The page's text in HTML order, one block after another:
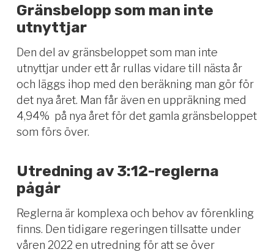
Gränsbelopp som man inte
utnyttjar
Den del av gränsbeloppet som man inte
utnyttjar under ett år rullas vidare till nästa år
och läggs ihop med den beräkning man gör för
det nya året. Man får även en uppräkning med
4,94% på nya året för det gamla gränsbeloppet
som förs över.
Utredning av 3:12-reglerna
pågår
Reglerna är komplexa och behov av förenkling
finns. Den tidigare regeringen tillsatte under
våren 2022 en utredning för att se över